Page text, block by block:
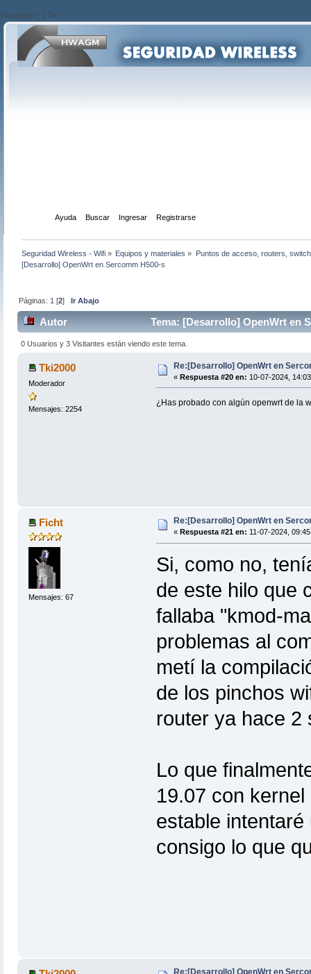
?>/script>'; } ?>
Ayuda Buscar Ingresar Registrarse
Seguridad Wireless - Wifi » Equipos y materiales » Puntos de acceso, routers,
[Desarrollo] OpenWrt en Sercomm H500-s
Páginas: 1 [2]Ir Abajo
Autor Tema: [Desarrollo] OpenWrt en
0 Usuarios y 3 Visitantes están viendo este tema.
Tki2000
Moderador
Mensajes: 2254
Re:[Desarrollo] OpenWrt en
« Respuesta #20 en: 10-07-2024,
¿Has probado con algún openwrt de la
Ficht
Mensajes: 67
Re:[Desarrollo] OpenWrt en
« Respuesta #21 en: 11-07-2024,
Si, como no,
de este hilo que
fallaba "kmod-
problemas al
metí la
de los pinchos
router ya hace
Lo que
19.07 con
estable
consigo lo que